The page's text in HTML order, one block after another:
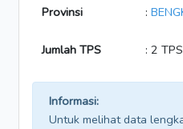
Provinsi :
Jumlah TPS : 2 TPS
Informasi:
Untuk melihat data